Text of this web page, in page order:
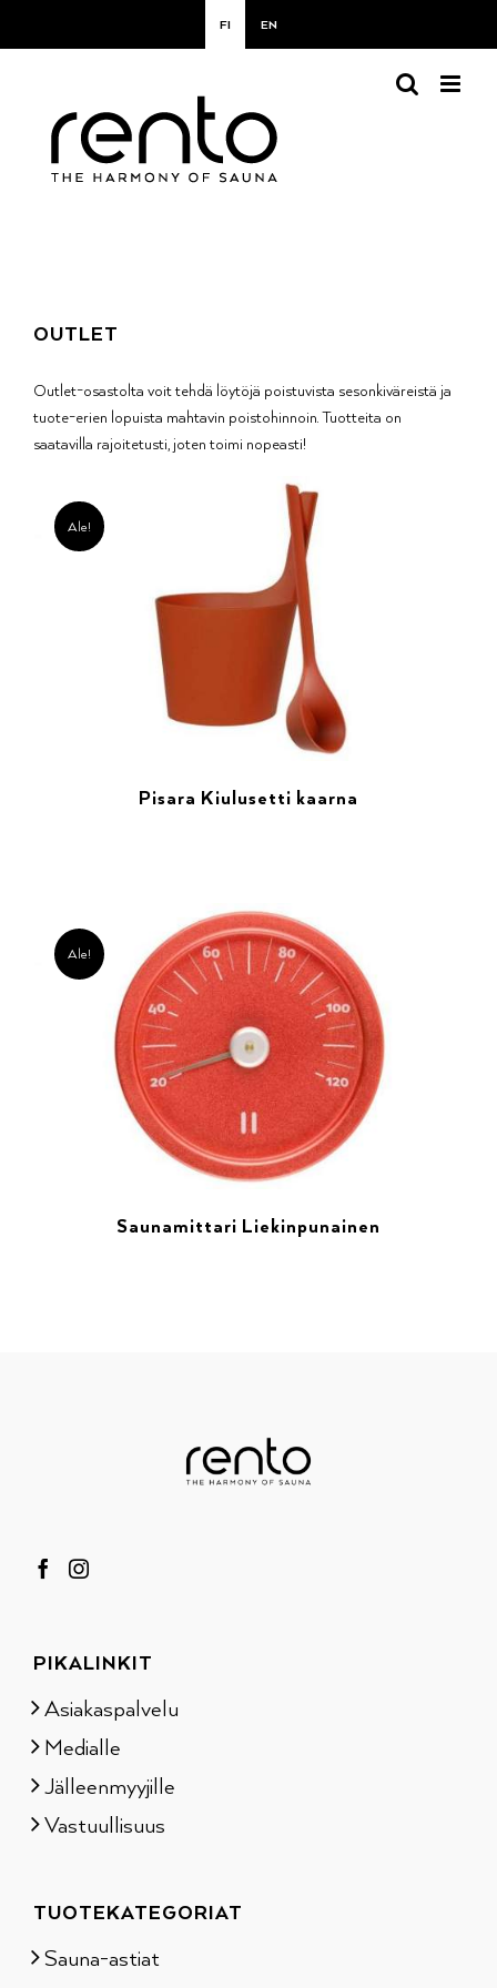
FI EN
OUTLET
Outlet-osastolta voit tehdä löytöjä poistuvista sesonkiväreistä ja
tuote-erien lopuista mahtavin poistohinnoin. Tuotteita on
saatavilla rajoitetusti, joten toimi nopeasti!
Ale!
Pisara Kiulusetti kaarna
Ale!
Saunamittari Liekinpunainen
PIKALINKIT
Asiakaspalvelu
Medialle
Jälleenmyyjille
Vastuullisuus
TUOTEKATEGORIAT
Sauna-astiat